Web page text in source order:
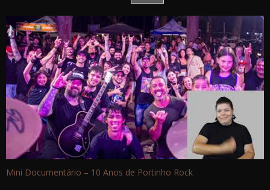
Mini Documentário – 10 Anos de Portinho Rock